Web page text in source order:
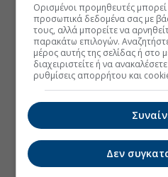
Ορισμένοι προμηθευτές
προσωπικά δεδομένα σας με
τους, αλλά μπορείτε να
παρακάτω επιλογών.
μέρος αυτής της σελίδας ή στο
διαχειριστείτε ή να
ρυθμίσεις απορρήτου και
Δεν